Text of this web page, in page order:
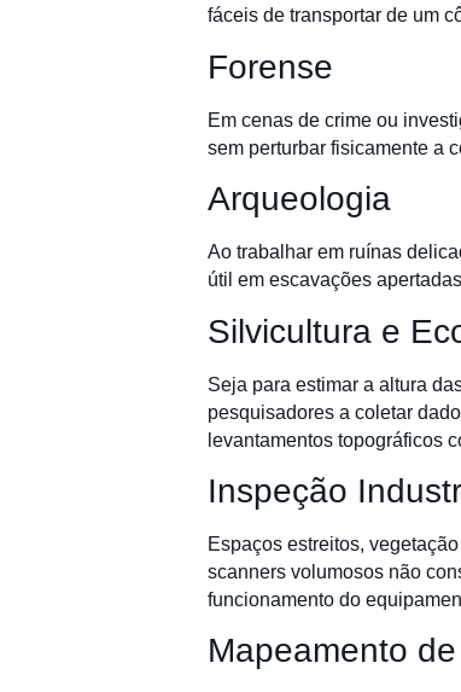
fáceis de transportar de um
Forense
Em cenas de crime ou
sem perturbar fisicamente a
Arqueologia
Ao trabalhar em ruínas
útil em escavações
Silvicultura e
Seja para estimar a altura
pesquisadores a coletar
levantamentos topográficos
Inspeção
Espaços estreitos,
scanners volumosos não
funcionamento do
Mapeamento